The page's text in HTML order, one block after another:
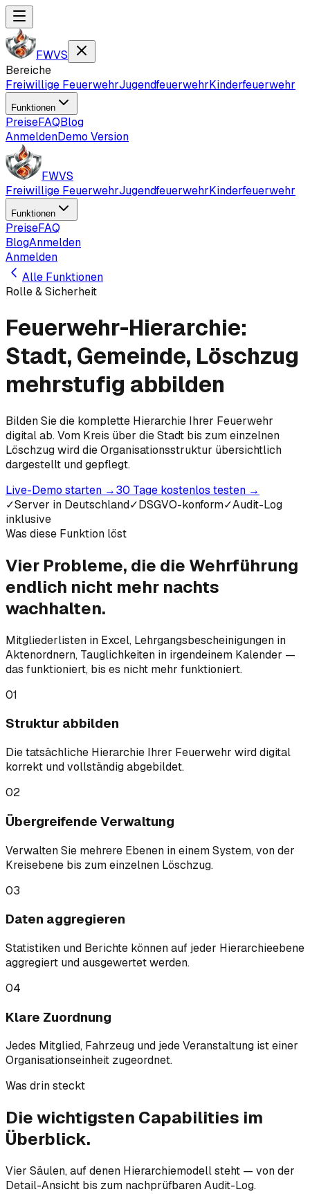
FWVS
Bereiche
Freiwillige FeuerwehrJugendfeuerwehrKinderfeuerwehr
Funktionen
PreiseFAQBlog
AnmeldenDemo Version
FWVS
Freiwillige FeuerwehrJugendfeuerwehrKinderfeuerwehr
Funktionen
PreiseFAQ
BlogAnmelden
Anmelden
Alle Funktionen
Rolle & Sicherheit
Feuerwehr-Hierarchie:
Stadt, Gemeinde, Löschzug
mehrstufig abbilden
Bilden Sie die komplette Hierarchie Ihrer Feuerwehr
digital ab. Vom Kreis über die Stadt bis zum einzelnen
Löschzug wird die Organisationsstruktur übersichtlich
dargestellt und gepflegt.
Live-Demo starten →30 Tage kostenlos testen →
✓Server in Deutschland✓DSGVO-konform✓Audit-Log
inklusive
Was diese Funktion löst
Vier Probleme, die die Wehrführung
endlich nicht mehr nachts
wachhalten.
Mitgliederlisten in Excel, Lehrgangsbescheinigungen in
Aktenordnern, Tauglichkeiten in irgendeinem Kalender —
das funktioniert, bis es nicht mehr funktioniert.
01
Struktur abbilden
Die tatsächliche Hierarchie Ihrer Feuerwehr wird digital
korrekt und vollständig abgebildet.
02
Übergreifende Verwaltung
Verwalten Sie mehrere Ebenen in einem System, von der
Kreisebene bis zum einzelnen Löschzug.
03
Daten aggregieren
Statistiken und Berichte können auf jeder Hierarchieebene
aggregiert und ausgewertet werden.
04
Klare Zuordnung
Jedes Mitglied, Fahrzeug und jede Veranstaltung ist einer
Organisationseinheit zugeordnet.
Was drin steckt
Die wichtigsten Capabilities im
Überblick.
Vier Säulen, auf denen Hierarchiemodell steht — von der
Detail-Ansicht bis zum nachprüfbaren Audit-Log.